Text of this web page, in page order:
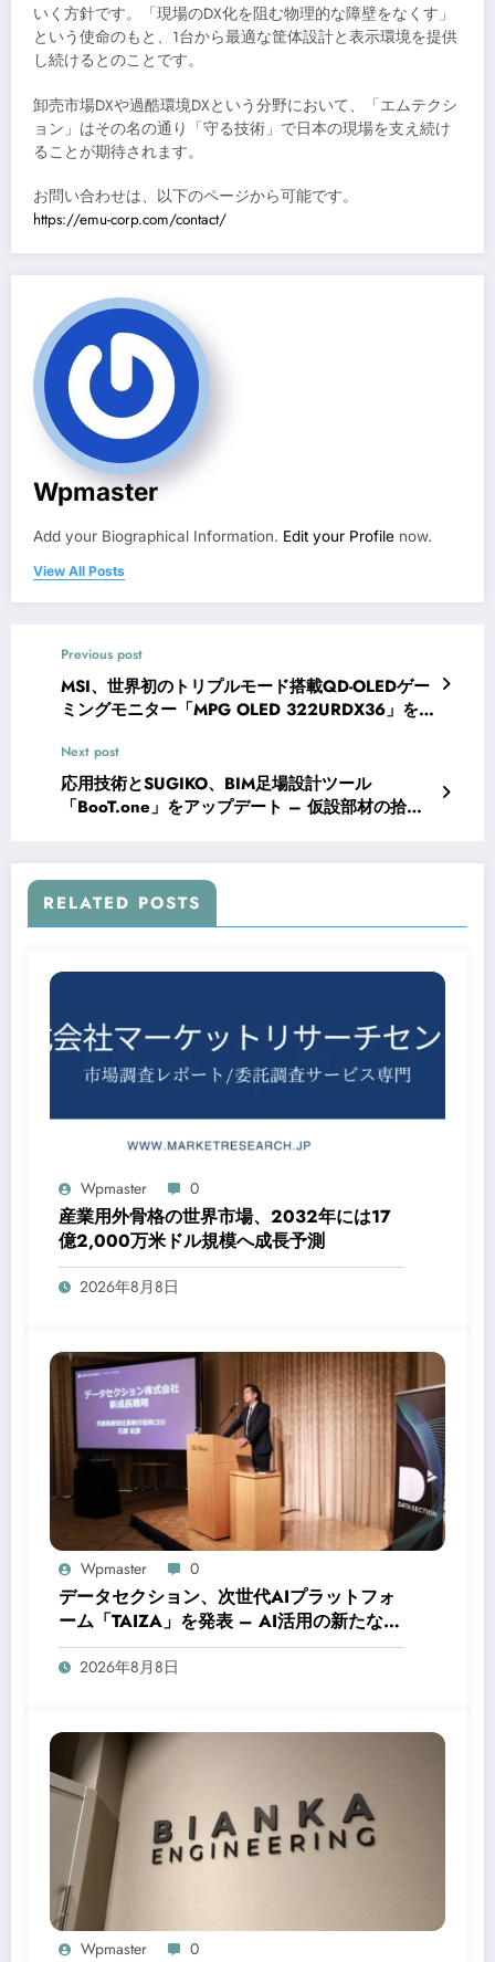
いく方針です。「現場のDX化を阻む物理的な障壁をなくす」
という使命のもと、1台から最適な筐体設計と表示環境を提供
し続けるとのことです。
卸売市場DXや過酷環境DXという分野において、「エムテクシ
ョン」はその名の通り「守る技術」で日本の現場を支え続け
ることが期待されます。
お問い合わせは、以下のページから可能です。
https://emu-corp.com/contact/
Wpmaster
Add your Biographical Information. Edit your Profile now.
View All Posts
Previous post
MSI、世界初のトリプルモード搭載QD-OLEDゲー
ミングモニター「MPG OLED 322URDX36」を
Next post
応用技術とSUGIKO、BIM足場設計ツール
「BooT.one」をアップデート – 仮設部材の拾い
RELATED POSTS
Wpmaster 0
産業用外骨格の世界市場、2032年には17
億2,000万米ドル規模へ成長予測
2026年8月8日
Wpmaster 0
データセクション、次世代AIプラットフォ
ーム「TAIZA」を発表 – AI活用の新たな時
代へ
2026年8月8日
Wpmaster 0